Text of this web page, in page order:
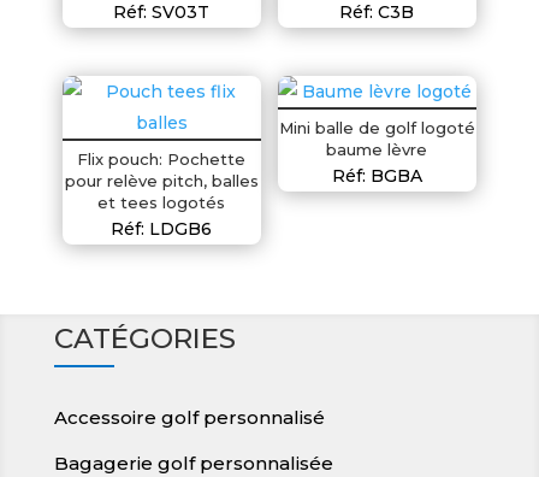
Réf: SV03T Réf: C3B
Flix pouch: Pochette
pour relève pitch, balles
et tees logotés
Réf: LDGB6
Mini balle de golf logoté
baume lèvre
Réf: BGBA
CATÉGORIES
Accessoire golf personnalisé
Bagagerie golf personnalisée